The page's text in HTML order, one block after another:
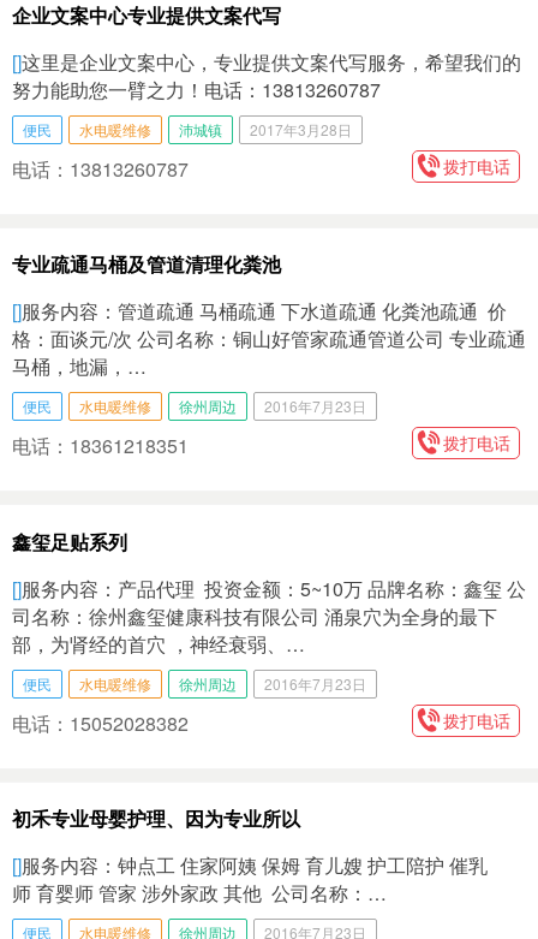
企业文案中心专业提供文案代写
[]这里是企业文案中心，专业提供文案代写服务，希望我们的
努力能助您一臂之力！电话：13813260787
便民 水电暖维修 沛城镇 2017年3月28日
电话：13813260787 拨打电话
专业疏通马桶及管道清理化粪池
[]服务内容：管道疏通 马桶疏通 下水道疏通 化粪池疏通 价
格：面谈元/次 公司名称：铜山好管家疏通管道公司 专业疏通
马桶，地漏，…
便民 水电暖维修 徐州周边 2016年7月23日
电话：18361218351 拨打电话
鑫玺足贴系列
[]服务内容：产品代理 投资金额：5~10万 品牌名称：鑫玺 公
司名称：徐州鑫玺健康科技有限公司 涌泉穴为全身的最下
部，为肾经的首穴 ，神经衰弱、…
便民 水电暖维修 徐州周边 2016年7月23日
电话：15052028382 拨打电话
初禾专业母婴护理、因为专业所以
[]服务内容：钟点工 住家阿姨 保姆 育儿嫂 护工陪护 催乳
师 育婴师 管家 涉外家政 其他 公司名称：…
便民 水电暖维修 徐州周边 2016年7月23日